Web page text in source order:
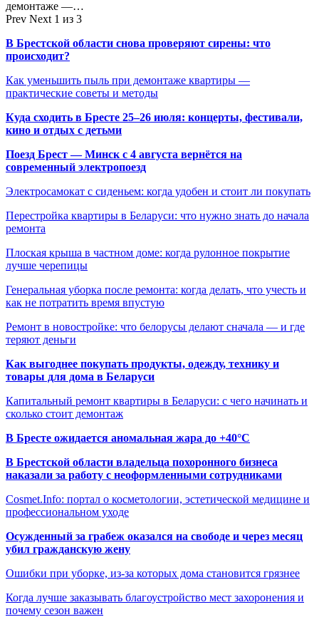
демонтаже —…
Prev Next 1 из 3
В Брестской области снова проверяют сирены: что
происходит?
Как уменьшить пыль при демонтаже квартиры —
практические советы и методы
Куда сходить в Бресте 25–26 июля: концерты, фестивали,
кино и отдых с детьми
Поезд Брест — Минск с 4 августа вернётся на
современный электропоезд
Электросамокат с сиденьем: когда удобен и стоит ли покупать
Перестройка квартиры в Беларуси: что нужно знать до начала
ремонта
Плоская крыша в частном доме: когда рулонное покрытие
лучше черепицы
Генеральная уборка после ремонта: когда делать, что учесть и
как не потратить время впустую
Ремонт в новостройке: что белорусы делают сначала — и где
теряют деньги
Как выгоднее покупать продукты, одежду, технику и
товары для дома в Беларуси
Капитальный ремонт квартиры в Беларуси: с чего начинать и
сколько стоит демонтаж
В Бресте ожидается аномальная жара до +40°C
В Брестской области владельца похоронного бизнеса
наказали за работу с неоформленными сотрудниками
Cosmet.Info: портал о косметологии, эстетической медицине и
профессиональном уходе
Осужденный за грабеж оказался на свободе и через месяц
убил гражданскую жену
Ошибки при уборке, из-за которых дома становится грязнее
Когда лучше заказывать благоустройство мест захоронения и
почему сезон важен